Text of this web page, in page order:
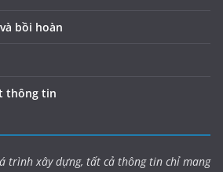
bồi hoàn
thông tin
trình xây dựng, tất cả thông tin chỉ mang